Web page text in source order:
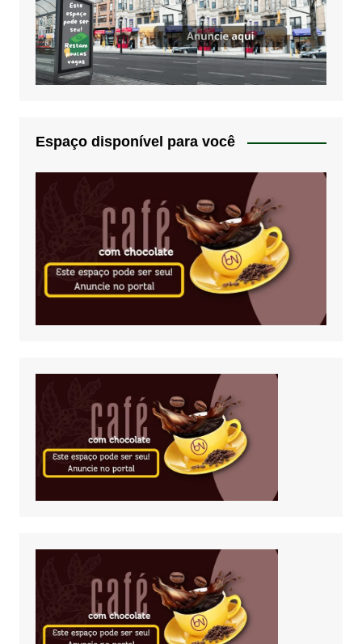
Espaço disponível para você